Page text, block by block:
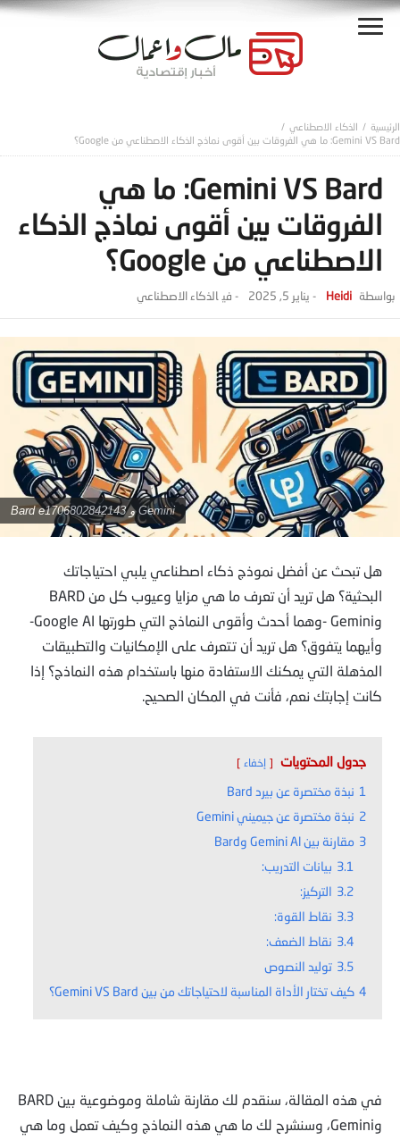
الذكاء الاصطناعي
Gemini VS Bard: ما هي الفروقات بين أقوى نماذج الذكاء الاصطناعي من Google؟
Gemini VS Bard: ما هي
الفروقات بين أقوى نماذج الذكاء
الاصطناعي من Google؟
Heidi
- يناير 5, 2025 - ‎في الذكاء الاصطناعي
Gemini و Bard e1706802842143
هل تبحث عن أفضل نموذج ذكاء اصطناعي يلبي احتياجاتك
البحثية؟ هل تريد أن تعرف ما هي مزايا وعيوب كل من BARD
وGemini -وهما أحدث وأقوى النماذج التي طورتها Google AI-
وأيهما يتفوق؟ هل تريد أن تتعرف على الإمكانيات والتطبيقات
المذهلة التي يمكنك الاستفادة منها باستخدام هذه النماذج؟ إذا
كانت إجابتك نعم، فأنت في المكان الصحيح.
جدول المحتويات إخفاء
1 نبذة مختصرة عن بيرد Bard
2 نبذة مختصرة عن جيميني Gemini
3 مقارنة بين Gemini Al وBard
3.1 بيانات التدريب:
3.2 التركيز:
3.3 نقاط القوة:
3.4 نقاط الضعف:
3.5 توليد النصوص
4 كيف تختار الأداة المناسبة لاحتياجاتك من بين Gemini VS Bard؟
في هذه المقالة، سنقدم لك مقارنة شاملة وموضوعية بين BARD
وGemini، وسنشرح لك ما هي هذه النماذج وكيف تعمل وما هي